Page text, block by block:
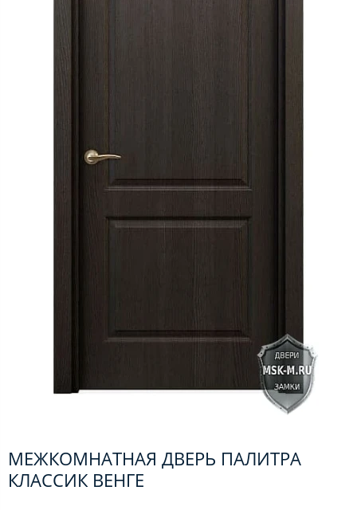
МЕЖКОМНАТНАЯ ДВЕРЬ ПАЛИТРА
КЛАССИК ВЕНГЕ